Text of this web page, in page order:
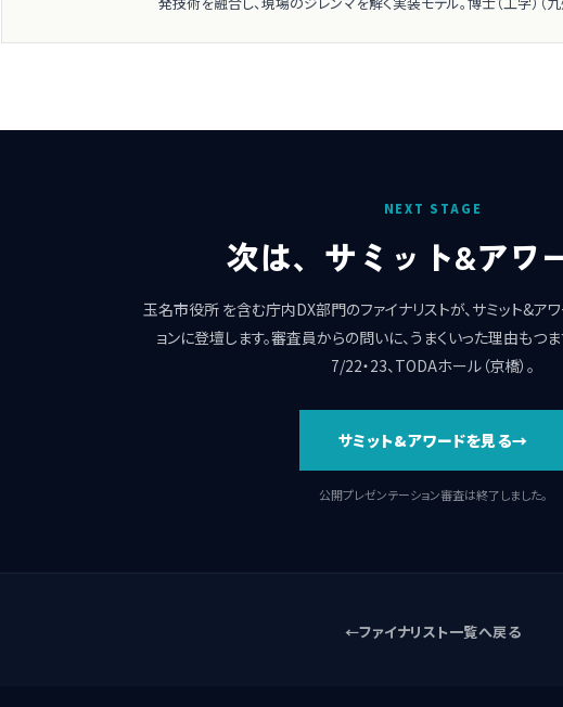
NEXT STAGE
次は、サミット&アワ
玉名市役所 を含む庁内DX部門のファイナリストが、サミット&ア
ョンに登壇します。審査員からの問いに、うまくいった理由もつ
7/22・23、TODAホール（京橋）。
サミット&アワードを見る
公開プレゼンテーション審査は終了しました。
ファイナリスト一覧へ戻る